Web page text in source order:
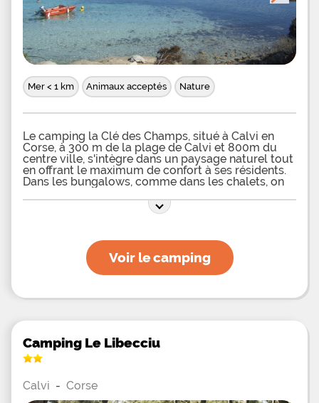
Mer < 1 km Animaux acceptés Nature
Le camping la Clé des Champs, situé à Calvi en
Corse, à 300 m de la plage de Calvi et 800m du
centre ville, s'intègre dans un paysage naturel tout
en offrant le maximum de confort à ses résidents.
Dans les bungalows, comme dans les chalets, on
ou 6
Voir le camping
Camping Le Libecciu
Calvi - Corse